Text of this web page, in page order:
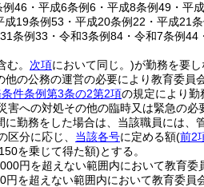
46・平成6条例6・平成8条例49・平
19条例53・平成20条例22・平成21
条例33・令和3条例84・令和7条例
。 次項において同じ。)が勤務を要
他の公務の運営の必要により教育委
件条例第3条の2第2項の規定により勤
への対処その他の臨時又は緊急の
勤務をした場合は、当該職員には、
区分に応じ、 当該各号に定める額(前2
を乗じて得た額)とする。
円を超えない範囲内において教育委
円を超えない範囲内において教育委員